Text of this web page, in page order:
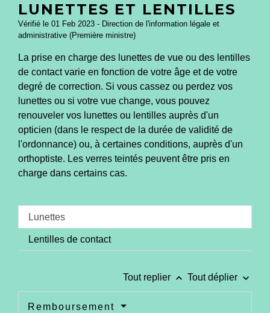
LUNETTES ET LENTILLES
Vérifié le 01 Feb 2023 - Direction de l'information légale et
administrative (Première ministre)
La prise en charge des lunettes de vue ou des lentilles
de contact varie en fonction de votre âge et de votre
degré de correction. Si vous cassez ou perdez vos
lunettes ou si votre vue change, vous pouvez
renouveler vos lunettes ou lentilles auprès d'un
opticien (dans le respect de la durée de validité de
l'ordonnance) ou, à certaines conditions, auprès d'un
orthoptiste. Les verres teintés peuvent être pris en
charge dans certains cas.
Lunettes
Lentilles de contact
Tout replier keyboard_arrow_up Tout déplier keyboard_arrow_down
Remboursement